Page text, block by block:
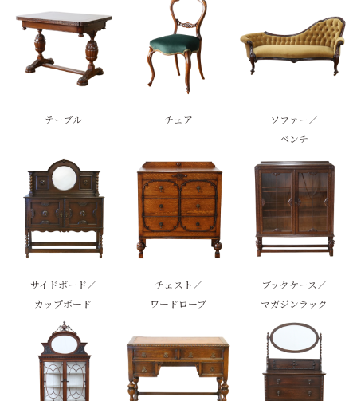
テーブル チェア
ソファー／
ベンチ
サイドボード／
カップボード
チェスト／
ワードローブ
ブックケース／
マガジンラック